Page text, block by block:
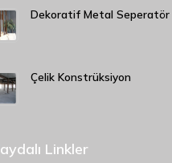
Dekoratif Metal Seperatör
Çelik Konstrüksiyon
Faydalı Linkler